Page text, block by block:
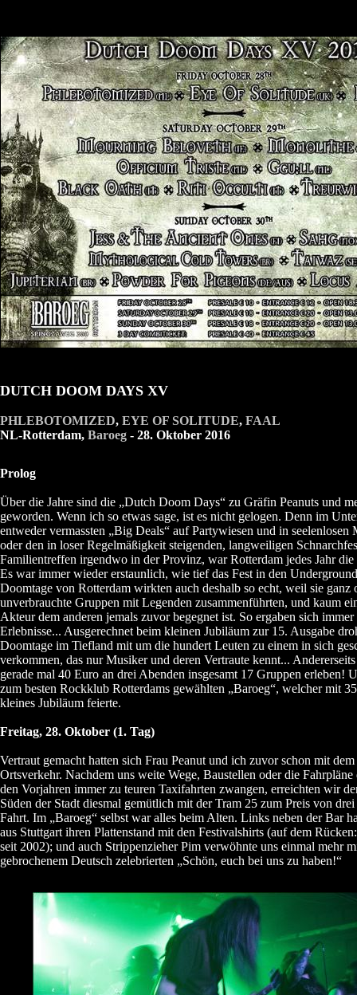
DUTCH DOOM DAYS XV
PHLEBOTOMIZED, EYE OF SOLITUDE, FAAL
NL-Rotterdam, Baroeg - 28. Oktober 2016
Prolog
Über die Jahre sind die „Dutch Doom Days“ zu Gräfin Peanuts und
geworden. Wenn ich so etwas sage, ist es nicht gelogen. Denn im
entweder vermassten „Big Deals“ auf Partywiesen und in seelenlosen
oder den in loser Regelmäßigkeit steigenden, langweiligen
Familientreffen irgendwo in der Provinz, war Rotterdam jedes Jahr die
Es war immer wieder erstaunlich, wie tief das Fest in den
Doomtage von Rotterdam wirkten auch deshalb so echt, weil sie ganz
unverbrauchte Gruppen mit Legenden zusammenführten, und kaum
Akteur dem anderen jemals zuvor begegnet ist. So ergaben sich
Erlebnisse... Ausgerechnet beim kleinen Jubiläum zur 15. Ausgabe
Doomtage im Tiefland mit um die hundert Leuten zu einem in sich
verkommen, das nur Musiker und deren Vertraute kennt...
gerade mal 40 Euro an drei Abenden insgesamt 17 Gruppen erleben!
zum besten Rockklub Rotterdams gewählten „Baroeg“, welcher mit
kleines Jubiläum feierte.
Freitag, 28. Oktober (1. Tag)
Vertraut gemacht hatten sich Frau Peanut und ich zuvor schon mit
Ortsverkehr. Nachdem uns weite Wege, Baustellen oder die
den Vorjahren immer zu teuren Taxifahrten zwangen, erreichten wir
Süden der Stadt diesmal gemütlich mit der Tram 25 zum Preis von
Fahrt. Im „Baroeg“ selbst war alles beim Alten. Links neben der Bar
aus Stuttgart ihren Plattenstand mit den Festivalshirts (auf dem
seit 2002); und auch Strippenzieher Pim verwöhnte uns einmal mehr
gebrochenem Deutsch zelebrierten „Schön, euch bei uns zu haben!“